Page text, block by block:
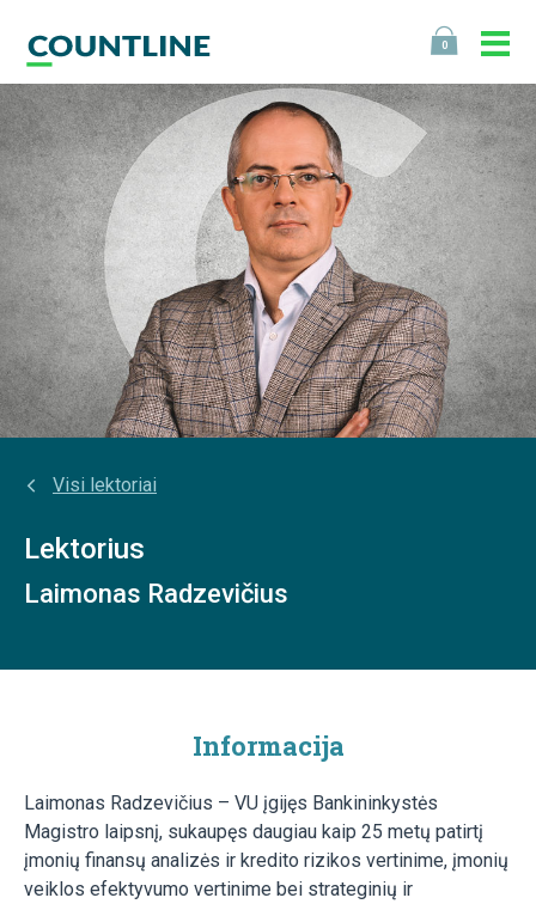
0
Visi lektoriai
Lektorius
Laimonas Radzevičius
Informacija
Laimonas Radzevičius – VU įgijęs Bankininkystės
Magistro laipsnį, sukaupęs daugiau kaip 25 metų patirtį
įmonių finansų analizės ir kredito rizikos vertinime, įmonių
veiklos efektyvumo vertinime bei strateginių ir